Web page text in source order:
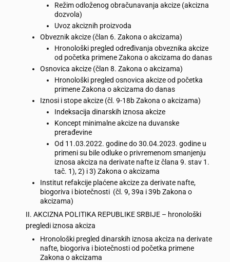
Režim odloženog obračunavanja akcize (akcizna
dozvola)
Uvoz akciznih proizvoda
Obveznik akcize (član 6. Zakona o akcizama)
Hronološki pregled određivanja obveznika akcize
od početka primene Zakona o akcizama do danas
Osnovica akcize (član 8. Zakona o akcizama)
Hronološki pregled osnovica akcize od početka
primene Zakona o akcizama do danas
Iznosi i stope akcize (čl. 9-18b Zakona o akcizama)
Indeksacija dinarskih iznosa akcize
Koncept minimalne akcize na duvanske
prerađevine
Od 11.03.2022. godine do 30.04.2023. godine u
primeni su bile odluke o privremenom smanjenju
iznosa akciza na derivate nafte iz člana 9. stav 1.
tač. 1), 2) i 3) Zakona o akcizama
Institut refakcije plaćene akcize za derivate nafte,
biogoriva i biotečnosti (čl. 9, 39a i 39b Zakona o
akcizama)
II. AKCIZNA POLITIKA REPUBLIKE SRBIJE – hronološki
pregledi iznosa akciza
Hronološki pregled dinarskih iznosa akciza na derivate
nafte, biogoriva i biotečnosti od početka primene
Zakona o akcizama